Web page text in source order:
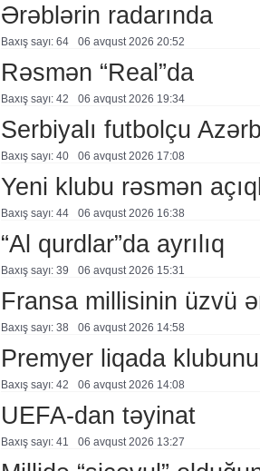
Ərəblərin radarında
Baxış sayı: 64 06 avqust 2026 20:52
Rəsmən “Real”da
Baxış sayı: 42 06 avqust 2026 19:34
Serbiyalı futbolçu
Baxış sayı: 40 06 avqust 2026 17:08
Yeni klubu rəsmən
Baxış sayı: 44 06 avqust 2026 16:38
“Al qurdlar”da ayrılıq
Baxış sayı: 39 06 avqust 2026 15:31
Fransa millisinin üzvü
Baxış sayı: 38 06 avqust 2026 14:58
Premyer liqada
Baxış sayı: 42 06 avqust 2026 14:08
UEFA-dan təyinat
Baxış sayı: 41 06 avqust 2026 13:27